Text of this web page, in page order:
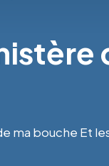
ma bouche Et